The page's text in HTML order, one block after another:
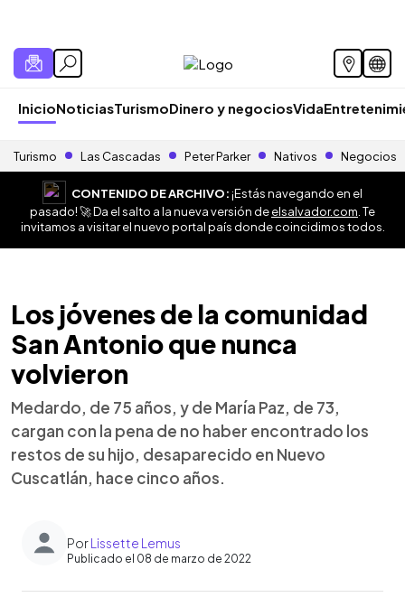
InicioNoticiasTurismoDinero y negociosVida
Turismo Las Cascadas Peter Parker Nativos Negocios
CONTENIDO DE ARCHIVO:¡Estás navegando en el
pasado! 🚀 Da el salto a la nueva versión deelsalvador.com . Te
invitamos a visitar el nuevo portal país donde coincidimos todos.
Los jóvenes de la comunidad
San Antonio que nunca
volvieron
Medardo, de 75 años, y de María Paz, de 73,
cargan con la pena de no haber encontrado los
restos de su hijo, desaparecido en Nuevo
Cuscatlán, hace cinco años.
PorLissette Lemus
Publicado el 08 de marzo de 2022